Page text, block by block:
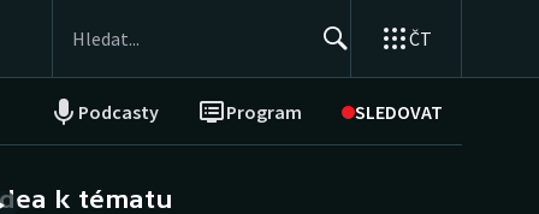
ČT
Podcasty Program SLEDOVAT
NEPŘEHLÉDNĚTE
k tématu